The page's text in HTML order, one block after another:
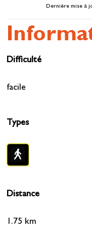
Dernière mise à
Difficulté
facile
Types
Distance
1.75 km